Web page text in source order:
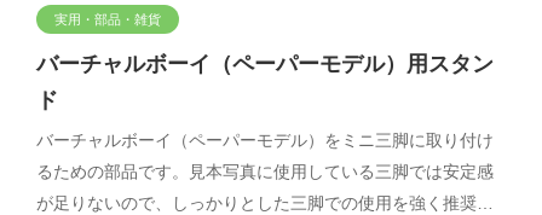
実用・部品・雑貨
バーチャルボーイ（ペーパーモデル）用スタン
ド
バーチャルボーイ（ペーパーモデル）をミニ三脚に取り付け
るための部品です。見本写真に使用している三脚では安定感
が足りないので、しっかりとした三脚での使用を強く推奨…